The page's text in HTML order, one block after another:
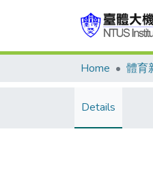
Home 體育
Details